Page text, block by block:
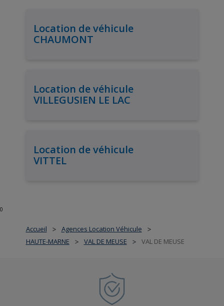
Accueil > Agences Location Véhicule >
HAUTE-MARNE > VAL DE MEUSE > VAL DE MEUSE
Location de véhicule
CHAUMONT
Location de véhicule
VILLEGUSIEN LE LAC
Location de véhicule
VITTEL
0